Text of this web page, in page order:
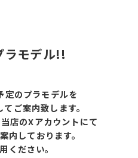
ラモデル!!
定のプラモデルを
ご案内致します。
当店のXアカウントにて
内しております。
ください。